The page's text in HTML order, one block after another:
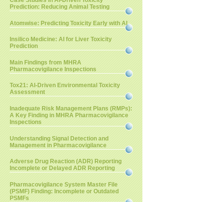
Prediction: Reducing Animal Testing
Atomwise: Predicting Toxicity Early with AI
Insilico Medicine: AI for Liver Toxicity
Prediction
Main Findings from MHRA
Pharmacovigilance Inspections
Tox21: AI-Driven Environmental Toxicity
Assessment
Inadequate Risk Management Plans (RMPs):
A Key Finding in MHRA Pharmacovigilance
Inspections
Understanding Signal Detection and
Management in Pharmacovigilance
Adverse Drug Reaction (ADR) Reporting
Incomplete or Delayed ADR Reporting
Pharmacovigilance System Master File
(PSMF) Finding: Incomplete or Outdated
PSMFs